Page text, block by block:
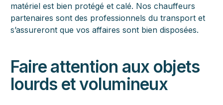
matériel est bien protégé et calé. Nos chauffeurs
partenaires sont des professionnels du transport et
s’assureront que vos affaires sont bien disposées.
Faire attention aux objets
lourds et volumineux